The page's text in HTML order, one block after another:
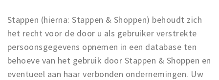
Eten
Drinken
Slapen
Stappen (hierna: Stappen & Shoppen) behoudt zich
het recht voor de door u als gebruiker verstrekte
persoonsgegevens opnemen in een database ten
behoeve van het gebruik door Stappen & Shoppen en
eventueel aan haar verbonden ondernemingen. Uw